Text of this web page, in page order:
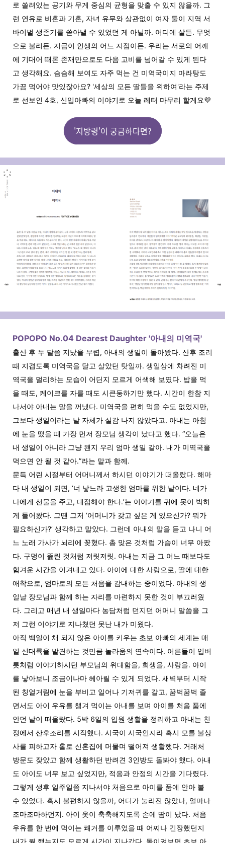
로 쏠려있는 공기와 무게 중심의 균형을 맞출 수 있지 않을까. 그
런 연유로 비혼과 기혼, 자녀 유무와 상관없이 여자 둘이 지역 서
바이벌 생존기를 쏟아낼 수 있었던 게 아닐까. 어디에 살든. 무엇
으로 불리든. 지금이 인생의 어느 지점이든. 우리는 서로의 어깨
에 기대어 때론 존재만으로도 다음 고비를 넘어갈 수 있게 된다
고 생각해요. 슴슴해 보여도 자주 먹는 건 미역국이지 마라탕도
가끔 먹어야 맛있잖아요? '세상의 모든 딸들을 위하여'라는 주제
로 선보인 4호, 신입아빠의 이야기로 오늘 레터 마무리 할게요💜
'지방령'이 궁금하다면?
POPOPO No.04 Dearest Daughter '아내의 미역국'
출산 후 두 달쯤 지났을 무렵, 아내의 생일이 돌아왔다. 산후 조리
때 지겹도록 미역국을 달고 살았던 탓일까. 생일상에 차려진 미
역국을 멀리하는 모습이 어딘지 모르게 어색해 보였다. 밥을 먹
을 때도, 케이크를 자를 때도 시큰둥하기만 했다. 시간이 한참 지
나서야 아내는 말을 꺼냈다. 미역국을 편히 먹을 수도 없었지만,
그보다 생일이라는 날 자체가 실감 나지 않았다고. 아내는 아침
에 눈을 떴을 때 가장 먼저 장모님 생각이 났다고 했다. “오늘은
내 생일이 아니라 그냥 왠지 우리 엄마 생일 같아. 내가 미역국을
먹으면 안 될 것 같아.”라는 말과 함께.
문득 어린 시절부터 어머니께서 하시던 이야기가 떠올랐다. 해마
다 내 생일이 되면, ‘너 낳느라 고생한 엄마를 위한 날이다. 네가
나에게 선물을 주고, 대접해야 한다.’는 이야기를 귀에 못이 박히
게 들어왔다. 그땐 그저 ‘어머니가 갖고 싶은 게 있으신가? 뭐가
필요하신가?’ 생각하고 말았다. 그런데 아내의 말을 듣고 나니 어
느 노래 가사가 뇌리에 꽂혔다. 총 맞은 것처럼 가슴이 너무 아팠
다. 구멍이 뚫린 것처럼 저릿저릿. 아내는 지금 그 어느 때보다도
힘겨운 시간을 이겨내고 있다. 아이에 대한 사랑으로, 딸에 대한
애착으로, 엄마로의 모든 처음을 감내하는 중이었다. 아내의 생
일날 장모님과 함께 하는 자리를 마련하지 못한 것이 부끄러웠
다. 그리고 매년 내 생일마다 농담처럼 던지던 어머니 말씀을 그
저 그런 이야기로 지나쳤던 못난 내가 미웠다.
아직 백일이 채 되지 않은 아이를 키우는 초보 아빠의 세계는 매
일 신대륙을 발견하는 것만큼 놀라움의 연속이다. 어른들이 입버
릇처럼 이야기하시던 부모님의 위대함을, 희생을, 사랑을. 아이
를 낳아보니 조금이나마 헤아릴 수 있게 되었다. 새벽부터 시작
된 칭얼거림에 눈을 부비고 일어나 기저귀를 갈고, 꿈벅꿈벅 졸
면서도 아이 우유를 챙겨 먹이는 아내를 보며 아이를 처음 품에
안던 날이 떠올랐다. 5박 6일의 입원 생활을 정리하고 아내는 친
정에서 산후조리를 시작했다. 시국이 시국인지라 혹시 모를 불상
사를 피하고자 홀로 신혼집에 머물며 떨어져 생활했다. 거래처
방문도 잦았고 함께 생활하던 반려견 3인방도 돌봐야 했다. 아내
도 아이도 너무 보고 싶었지만, 적응과 안정의 시간을 기다렸다.
그렇게 생후 일주일쯤 지나서야 처음으로 아이를 품에 안아 볼
수 있었다. 혹시 불편하지 않을까, 어디가 눌리진 않았나, 얼마나
조마조마하던지. 아이 옷이 축축해지도록 손에 땀이 났다. 처음
우유를 한 번에 먹이는 쾌거를 이루었을 때 어찌나 긴장했던지
내가 뭘 했는지도 모르게 시간이 지나갔다. 돌이켜보면 초보 아